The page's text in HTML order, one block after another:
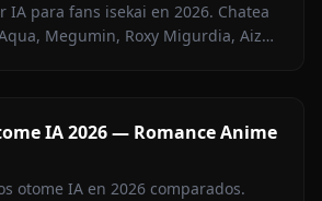
IA para fans isekai en 2026. Chatea
Megumin, Roxy Migurdia, Aiz
IA 2026 — Romance Anime
otome IA en 2026 comparados.